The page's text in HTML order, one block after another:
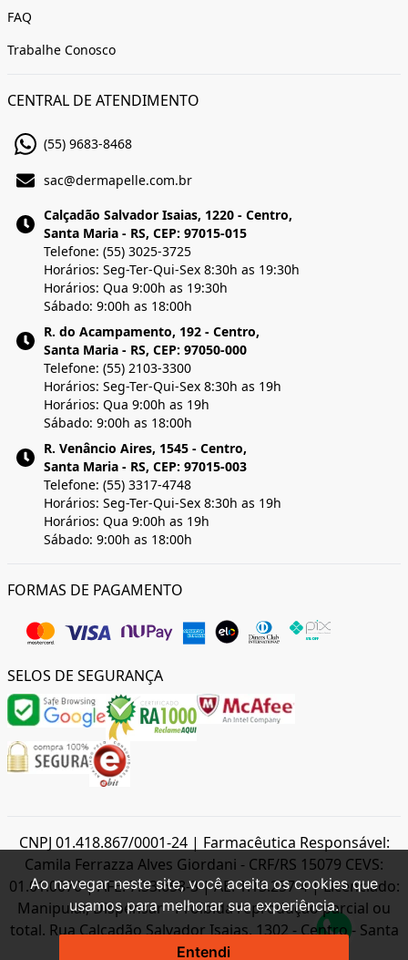
FAQ
Trabalhe Conosco
CENTRAL DE ATENDIMENTO
(55) 9683-8468
sac@dermapelle.com.br
Calçadão Salvador Isaias, 1220 - Centro,
Santa Maria - RS, CEP: 97015-015
Telefone: (55) 3025-3725
Horários: Seg-Ter-Qui-Sex 8:30h as 19:30h
Horários: Qua 9:00h as 19:30h
Sábado: 9:00h as 18:00h
R. do Acampamento, 192 - Centro,
Santa Maria - RS, CEP: 97050-000
Telefone: (55) 2103-3300
Horários: Seg-Ter-Qui-Sex 8:30h as 19h
Horários: Qua 9:00h as 19h
Sábado: 9:00h as 18:00h
R. Venâncio Aires, 1545 - Centro,
Santa Maria - RS, CEP: 97015-003
Telefone: (55) 3317-4748
Horários: Seg-Ter-Qui-Sex 8:30h as 19h
Horários: Qua 9:00h as 19h
Sábado: 9:00h as 18:00h
FORMAS DE PAGAMENTO
SELOS DE SEGURANÇA
CNPJ 01.418.867/0001-24 | Farmacêutica Responsável:
Camila Ferrazza Alves Giordani - CRF/RS 15079 CEVS:
01.01.0070 | AFE: 7.33.658-3 | AE: 1.13.257-4 | Licenciado:
Manipular, Dispensar - Proibida reprodução parcial ou
total. Rua Calçadão Salvador Isaias, 1302 - Centro - Santa
Maria - RS - CEP 97.015-015
Ao navegar neste site, você aceita os cookies que
usamos para melhorar sua experiência.
Entendi